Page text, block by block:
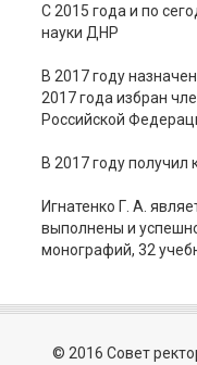
С 2015 года и по
науки ДНР
В 2017 году
2017 года избран
Российской
В 2017 году
Игнатенко Г. А.
выполнены и
монографий, 32
© 2016 Совет